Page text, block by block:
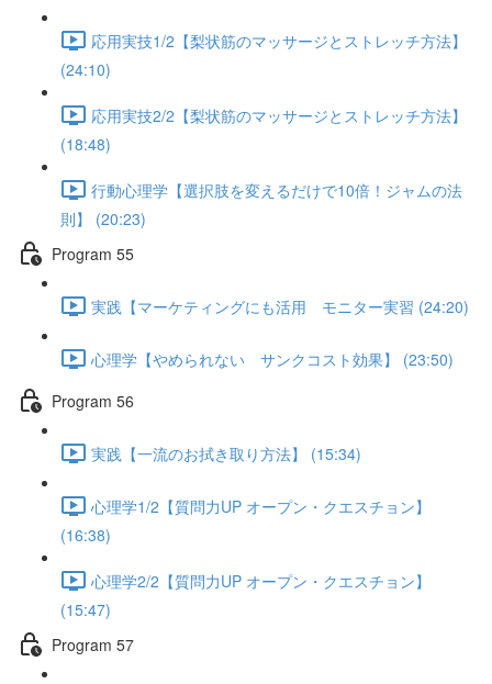
応用実技1/2【梨状筋のマッサージとストレッチ方法】
(24:10)
応用実技2/2【梨状筋のマッサージとストレッチ方法】
(18:48)
行動心理学【選択肢を変えるだけで10倍！ジャムの法
則】 (20:23)
Program 55
実践【マーケティングにも活用 モニター実習 (24:20)
心理学【やめられない サンクコスト効果】 (23:50)
Program 56
実践【一流のお拭き取り方法】 (15:34)
心理学1/2【質問力UP オープン・クエスチョン】
(16:38)
心理学2/2【質問力UP オープン・クエスチョン】
(15:47)
Program 57